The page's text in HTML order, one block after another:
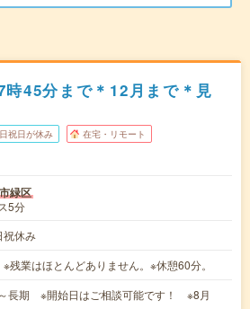
45分まで＊12月まで＊見
祝日が休み 在宅・リモート
緑区
5分
休み
業はほとんどありません。※休憩60分。
～長期 ※開始日はご相談可能です！ ※8月